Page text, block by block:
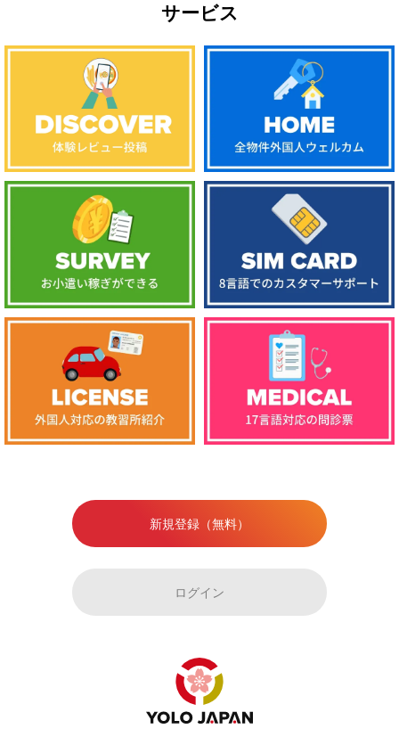
サービス
新規登録（無料）
ログイン